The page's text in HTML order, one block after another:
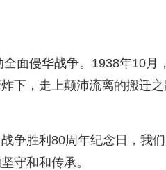
面侵华战争。1938年10月
下，走上颠沛流离的搬迁
争胜利80周年纪念日，我
守和和传承。